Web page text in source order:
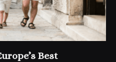
Best